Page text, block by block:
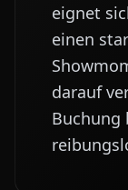
eignet
einen
darauf
Buchung